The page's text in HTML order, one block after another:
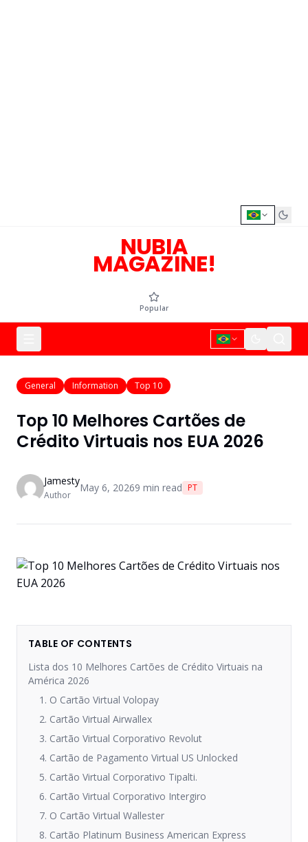
NUBIA
MAGAZINE!
Popular
General Information Top 10
Top 10 Melhores Cartões de
Crédito Virtuais nos EUA 2026
Jamesty
Author
May 6, 20269 min read PT
TABLE OF CONTENTS
Lista dos 10 Melhores Cartões de Crédito Virtuais na
América 2026
1. O Cartão Virtual Volopay
2. Cartão Virtual Airwallex
3. Cartão Virtual Corporativo Revolut
4. Cartão de Pagamento Virtual US Unlocked
5. Cartão Virtual Corporativo Tipalti.
6. Cartão Virtual Corporativo Intergiro
7. O Cartão Virtual Wallester
8. Cartão Platinum Business American Express